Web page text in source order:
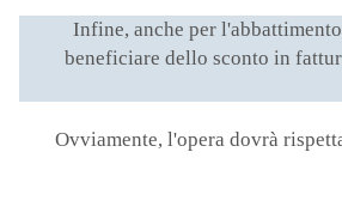
Infine, anche per
beneficiare dello sconto in
Ovviamente, l'opera dovrà